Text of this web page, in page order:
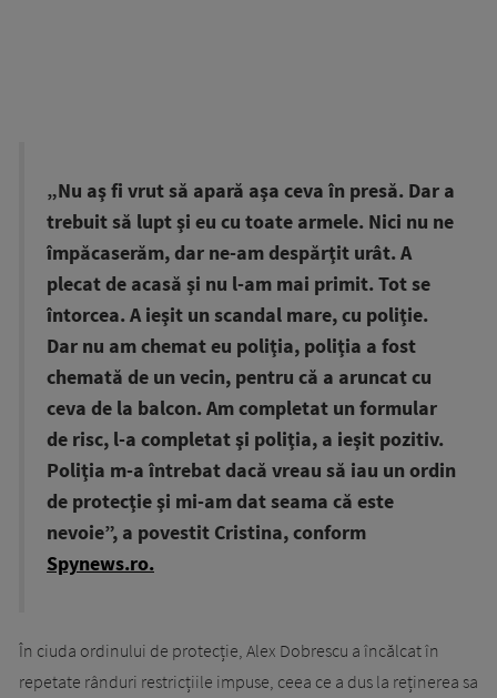
„Nu aş fi vrut să apară aşa ceva în presă. Dar a
trebuit să lupt şi eu cu toate armele. Nici nu ne
împăcaserăm, dar ne-am despărţit urât. A
plecat de acasă şi nu l-am mai primit. Tot se
întorcea. A ieşit un scandal mare, cu poliţie.
Dar nu am chemat eu poliţia, poliţia a fost
chemată de un vecin, pentru că a aruncat cu
ceva de la balcon. Am completat un formular
de risc, l-a completat şi poliţia, a ieşit pozitiv.
Poliţia m-a întrebat dacă vreau să iau un ordin
de protecţie şi mi-am dat seama că este
nevoie”, a povestit Cristina, conform
Spynews.ro.
În ciuda ordinului de protecție, Alex Dobrescu a încălcat în
repetate rânduri restricțiile impuse, ceea ce a dus la reținerea sa